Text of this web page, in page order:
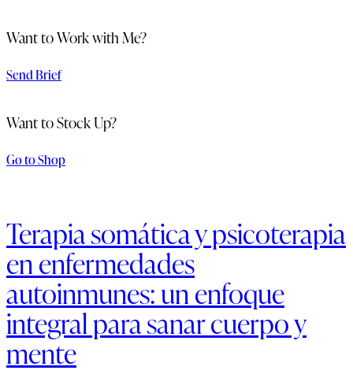
Want to Work with Me?
Send Brief
Want to Stock Up?
Go to Shop
Terapia somática y psicoterapia
en enfermedades
autoinmunes: un enfoque
integral para sanar cuerpo y
mente